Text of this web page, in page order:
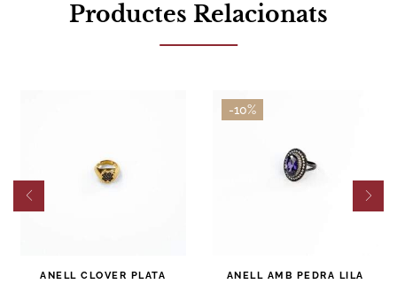
Productes Relacionats
ANELL CLOVER PLATA
-10%
ANELL AMB PEDRA LILA